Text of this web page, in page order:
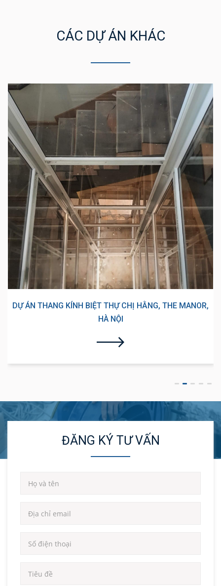
CÁC DỰ ÁN KHÁC
DỰ ÁN THANG MÁY TẢI KHÁCH 450KG TẠI CÔNG TY XNK
PHƯƠNG NAM, LONG BIÊN, HÀ NỘI
ĐĂNG KÝ TƯ VẤN